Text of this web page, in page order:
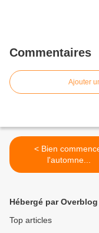
Commentaires
Ajouter
< Bien commencer
l'automne...
Hébergé par Overblog
Top articles